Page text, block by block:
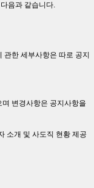
음과 같습니다.
한 세부사항은 따로 공지
변경사항은 공지사항을
소개 및 사도직 현황 제공